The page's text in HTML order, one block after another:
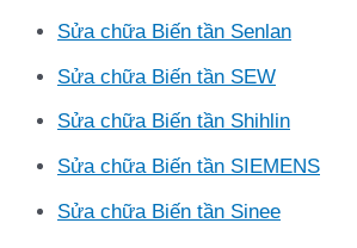
Sửa chữa Biến tần Senlan
Sửa chữa Biến tần SEW
Sửa chữa Biến tần Shihlin
Sửa chữa Biến tần SIEMENS
Sửa chữa Biến tần Sinee